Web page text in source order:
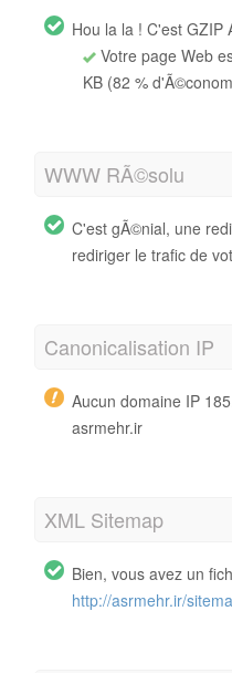
Hou la la ! C'est GZIP
Votre page Web
KB (82 %
WWW RÃ©solu
C'est gÃ©nial, une
rediriger le trafic de
Canonicalisation IP
Aucun domaine IP
asrmehr.ir
XML Sitemap
Bien, vous avez un
http://asrmehr.ir/